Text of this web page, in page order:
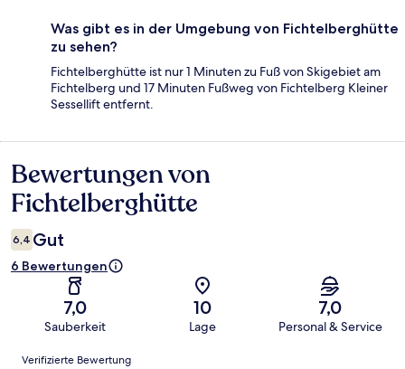
Was gibt es in der Umgebung von Fichtelberghütte
zu sehen?
Fichtelberghütte ist nur 1 Minuten zu Fuß von Skigebiet am
Fichtelberg und 17 Minuten Fußweg von Fichtelberg Kleiner
Sessellift entfernt.
Bewertungen
Bewertungen von
Fichtelberghütte
6,4 Gut
6 Bewertungen
7,0
Sauberkeit
10
Lage
7,0
Personal & Service
Bewertungen
Verifizierte Bewertung